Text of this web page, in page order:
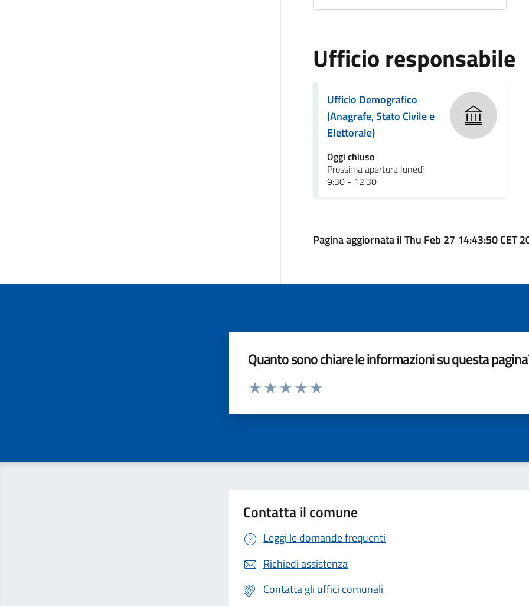
Ufficio responsabile
Ufficio Demografico
(Anagrafe, Stato Civile e
Elettorale)
Oggi chiuso
Prossima apertura lunedì
9:30 - 12:30
Pagina aggiornata il Thu Feb 27 14:43:50 CET
Quanto sono chiare le informazioni su questa
Valuta da 1 a 5 stelle la pagina
Contatta il comune
Leggi le domande frequenti
Richiedi assistenza
Contatta gli uffici comunali